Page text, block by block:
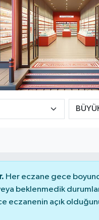
Her eczane gece
beklenmedik
eczanenin açık